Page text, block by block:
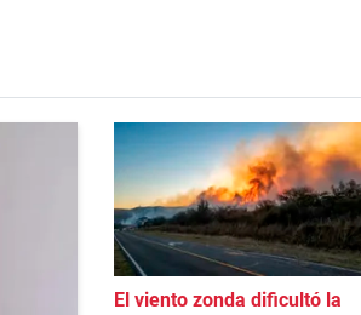
El viento zonda dificultó la